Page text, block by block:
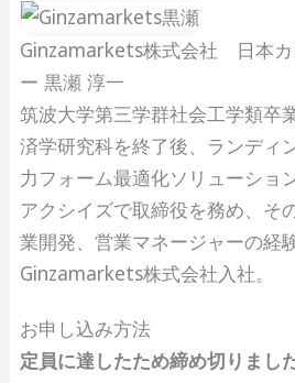
Ginzamarkets株式会社 日本カ
ー 黒瀬 淳一
筑波大学第三学群社会工学類卒
済学研究科を終了後、ランディ
力フォーム最適化ソリューショ
アクシイズで取締役を務め、そ
業開発、営業マネージャーの経
Ginzamarkets株式会社入社。
お申し込み方法
定員に達したため締め切りまし